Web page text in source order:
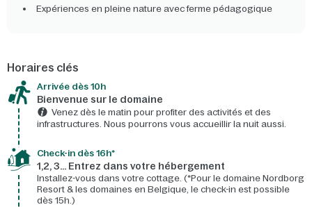
Expériences en pleine nature avec ferme pédagogique
Horaires clés
Arrivée dès 10h​
Bienvenue sur le domaine​
Venez dès le matin pour profiter des activités et des
infrastructures. Nous pourrons vous accueillir la nuit aussi.
Check-in dès 16h*​
1,2, 3… Entrez dans votre hébergement
Installez-vous dans votre cottage. (*Pour le domaine Nordborg
Resort & les domaines en Belgique, le check-in est possible
dès 15h.)